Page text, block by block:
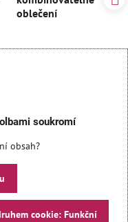
oblečení
soukromí
obsah?
cookie: Funkční